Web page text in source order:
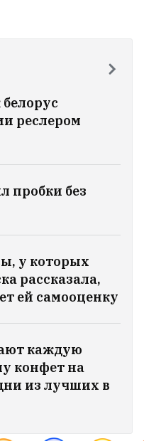
белорус
реслером
пробки без
у которых
рассказала,
ей самооценку
каждую
конфет на
из лучших в